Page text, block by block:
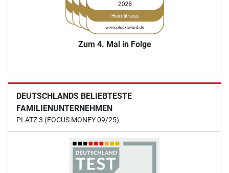
Zum 4. Mal in Folge
DEUTSCHLANDS BELIEBTESTE
FAMILIENUNTERNEHMEN
PLATZ 3 (FOCUS MONEY 09/25)